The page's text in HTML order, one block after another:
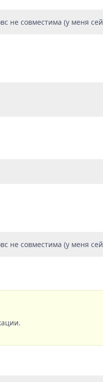
не совместима (у меня
не совместима (у меня